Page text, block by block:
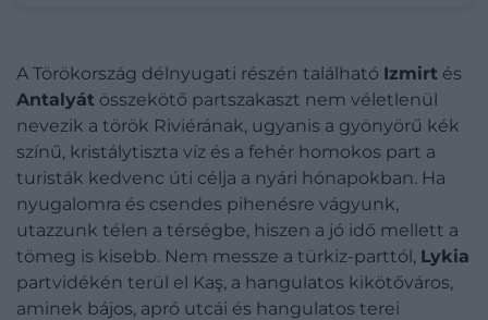
A Törökország délnyugati részén található Izmirt és
Antalyát összekötő partszakaszt nem véletlenül
nevezik a török Riviérának, ugyanis a gyönyörű kék
színű, kristálytiszta víz és a fehér homokos part a
turisták kedvenc úti célja a nyári hónapokban. Ha
nyugalomra és csendes pihenésre vágyunk,
utazzunk télen a térségbe, hiszen a jó idő mellett a
tömeg is kisebb. Nem messze a türkiz-parttól, Lykia
partvidékén terül el Kaş, a hangulatos kikötőváros,
aminek bájos, apró utcái és hangulatos terei